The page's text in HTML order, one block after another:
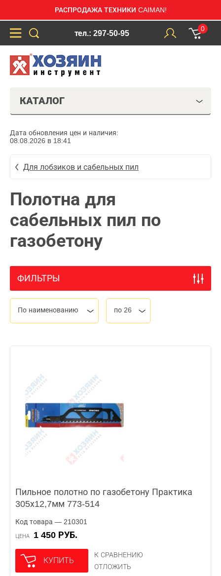
РАСПРОДАЖА ТЕХНИКИ CAIMAN!
тел.: 297-50-95
0
КАТАЛОГ
Дата обновления цен и наличия:
08.08.2026 в 18:41
Для лобзиков и сабельных пил
Полотна для
сабельных пил по
газобетону
ФИЛЬТРЫ
По наименованию по 26
Пильное полотно по газобетону Практика
305х12,7мм 773-514
Код товара — 210301
ЦЕНА 1 450 РУБ.
КУПИТЬ
К СРАВНЕНИЮ
ОТЛОЖИТЬ